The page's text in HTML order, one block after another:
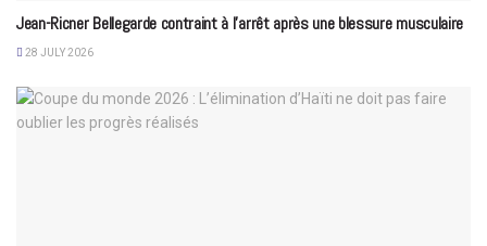
Jean-Ricner Bellegarde contraint à l’arrêt après une blessure musculaire
28 JULY 2026